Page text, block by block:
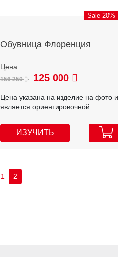
Sale 20%
Обувница Флоренция
156 250 125 000
Цена указана на изделие на фото и
является ориентировочной.
ИЗУЧИТЬ
1 2